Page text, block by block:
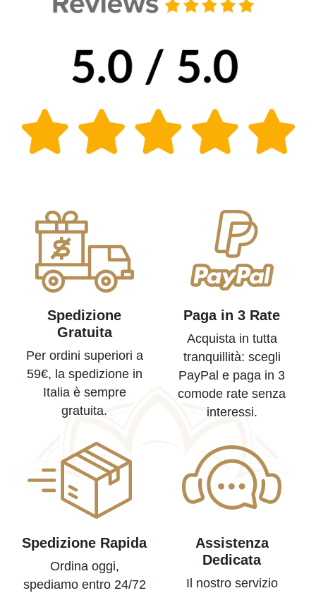
Spedizione
Gratuita
Per ordini superiori a
59€, la spedizione in
Italia è sempre
gratuita.
Paga in 3 Rate
Acquista in tutta
tranquillità: scegli
PayPal e paga in 3
comode rate senza
interessi.
Spedizione Rapida
Ordina oggi,
spediamo entro 24/72
Assistenza
Dedicata
Il nostro servizio